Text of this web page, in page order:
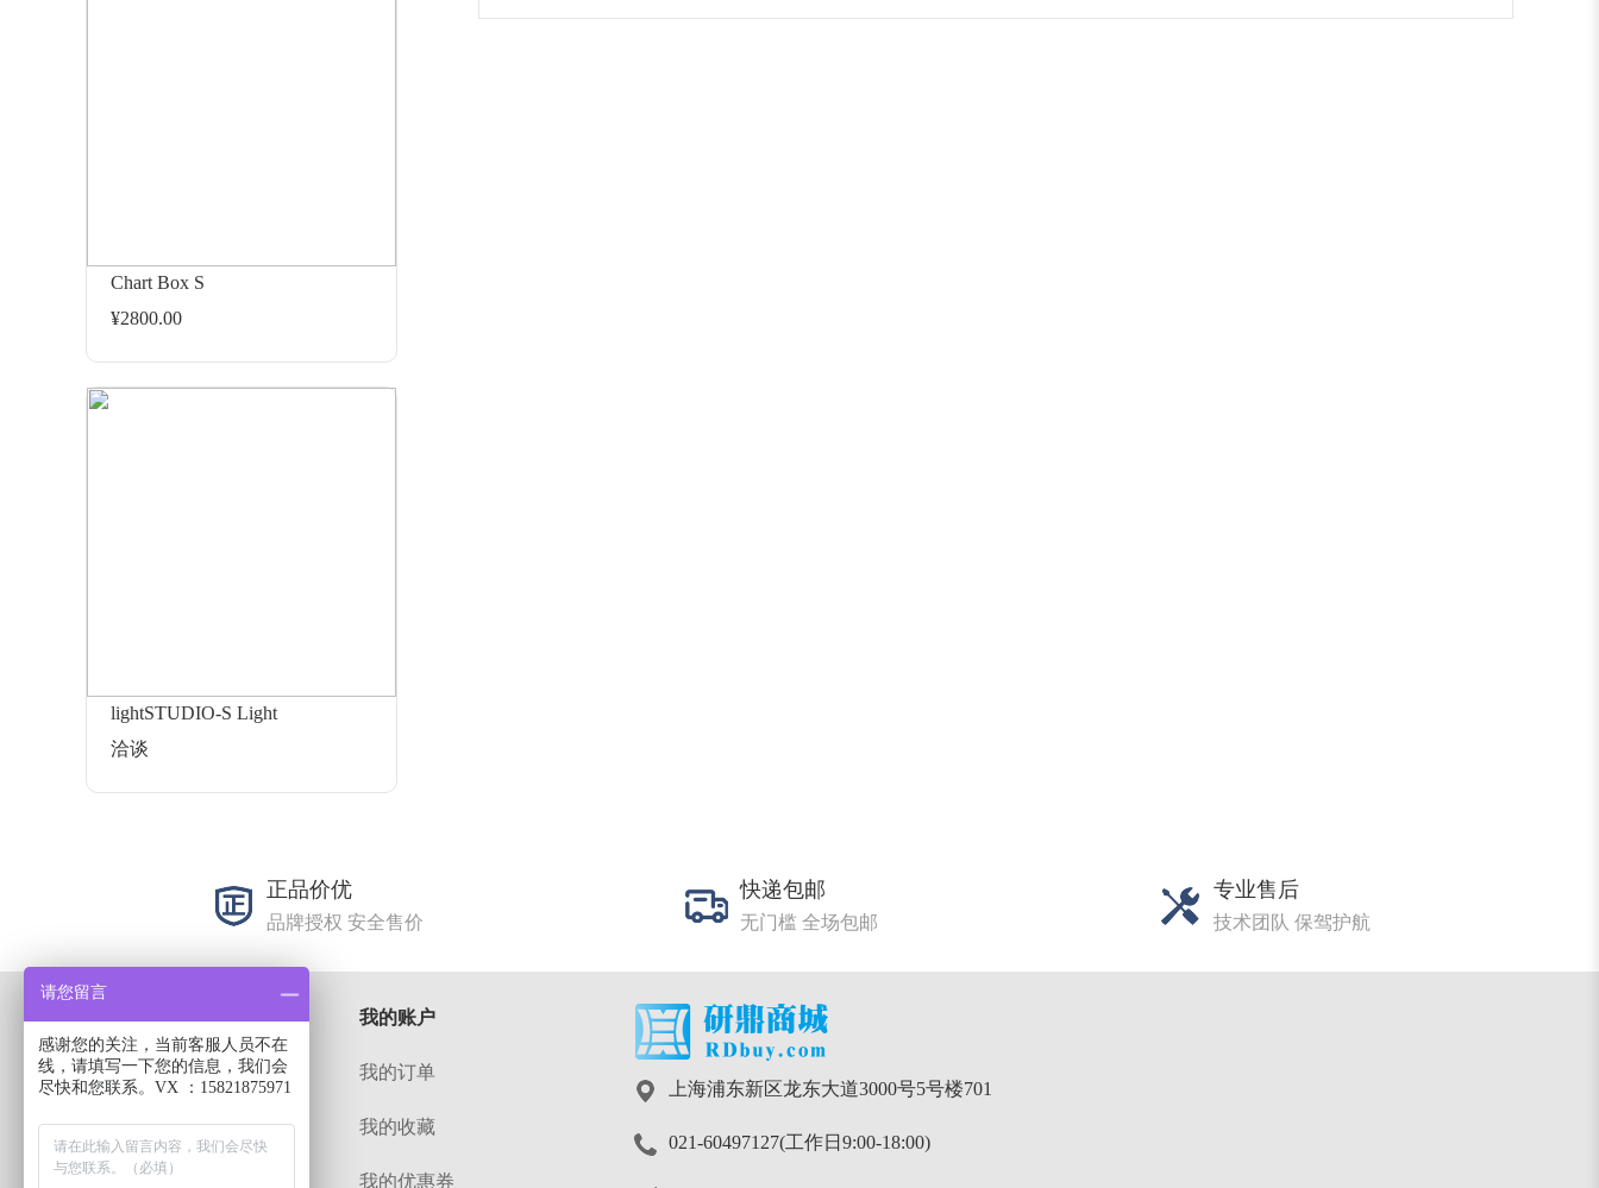
Chart Box S
¥2800.00
lightSTUDIO-S Light
洽谈
正品价优
品牌授权 安全售价
快递包邮
无门槛 全场包邮
专业售后
技术团队 保驾护航
关于
解决方案
招贤纳士
我的账户
我的订单
我的收藏
我的优惠券
上海浦东新区龙东大道3000号5号楼701
021-60497127(工作日9:00-18:00)
请您留言
感谢您的关注，当前客服人员不在
线，请填写一下您的信息，我们会
尽快和您联系。VX ：15821875971